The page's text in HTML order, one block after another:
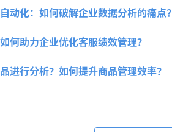
动化：如何破解企业数据分析的痛点？
何助力企业优化客服绩效管理？
进行分析？如何提升商品管理效率？